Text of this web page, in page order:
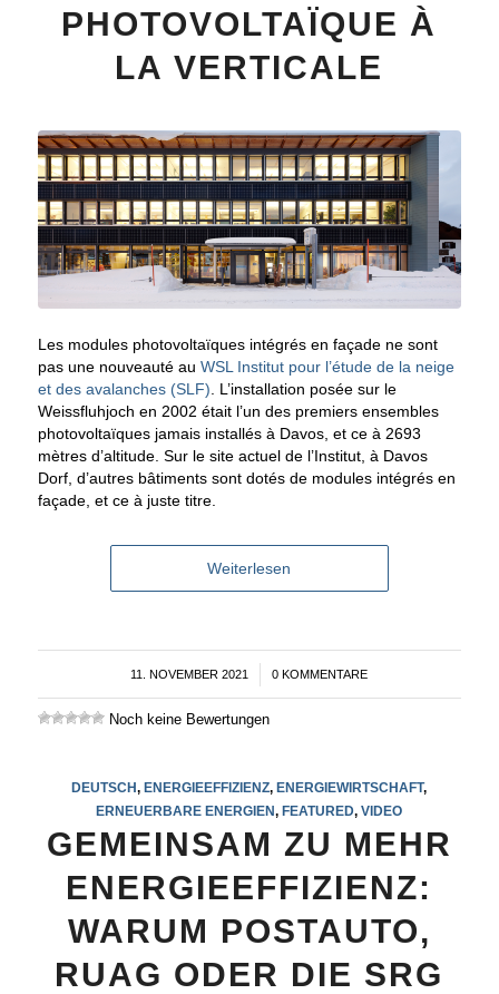
PHOTOVOLTAÏQUE À
LA VERTICALE
Les modules photovoltaïques intégrés en façade ne sont
pas une nouveauté au WSL Institut pour l’étude de la neige
et des avalanches (SLF) . L’installation posée sur le
Weissfluhjoch en 2002 était l’un des premiers ensembles
photovoltaïques jamais installés à Davos, et ce à 2693
mètres d’altitude. Sur le site actuel de l’Institut, à Davos
Dorf, d’autres bâtiments sont dotés de modules intégrés en
façade, et ce à juste titre.
Weiterlesen
11. NOVEMBER 2021
/ 0 KOMMENTARE
Noch keine Bewertungen
DEUTSCH,ENERGIEEFFIZIENZ,ENERGIEWIRTSCHAFT,
ERNEUERBARE ENERGIEN,FEATURED,VIDEO
GEMEINSAM ZU MEHR
ENERGIEEFFIZIENZ:
WARUM POSTAUTO,
RUAG ODER DIE SRG